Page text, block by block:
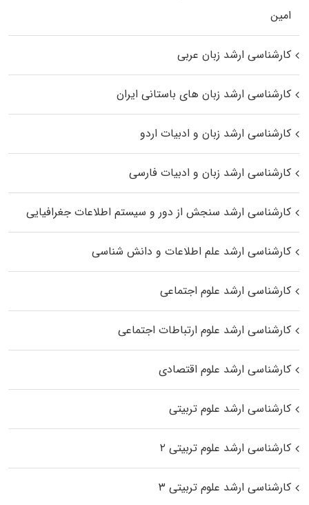
اﻣﻴﻦ
کارشناسی ارشد زبان عربی
کارشناسی ارشد زبان‌ های باستانی ایران
کارشناسی ارشد زبان و ادبیات اردو
کارشناسی ارشد زبان و ادبیات فارسی
کارشناسی ارشد سنجش از دور و سیستم اطلاعات جغرافیایی
کارشناسی ارشد علم اطلاعات و دانش شناسی
کارشناسی ارشد علوم اجتماعی
کارشناسی ارشد علوم ارتباطات اجتماعی
کارشناسی ارشد علوم اقتصادی
کارشناسی ارشد علوم تربیتی
کارشناسی ارشد علوم تربیتی ۲
کارشناسی ارشد علوم تربیتی ۳